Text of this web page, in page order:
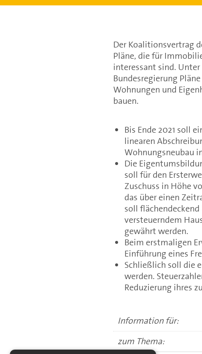
Der Koalitionsvertrag
Pläne, die für
interessant sind.
Bundesregierung
Wohnungen und
bauen.
Bis Ende 2021 soll
linearen
Wohnungsneubau
Die
soll für den
Zuschuss in Höhe
das über einen
soll flächendeckend
versteuerndem
gewährt werden.
Beim erstmaligen
Einführung eines
Schließlich soll die
werden.
Reduzierung ihres
Information für:
zum Thema: